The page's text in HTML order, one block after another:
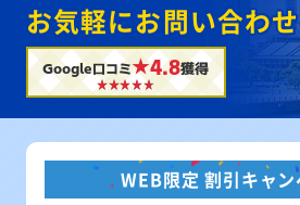
お気軽にお問い合わ
Google口コミ★4.8獲得
WEB限定 割引キャン